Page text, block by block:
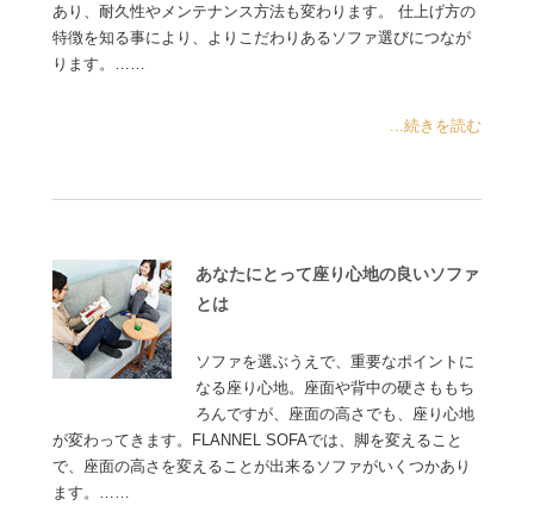
あり、耐久性やメンテナンス方法も変わります。 仕上げ方の
特徴を知る事により、よりこだわりあるソファ選びにつなが
ります。……
...続きを読む
あなたにとって座り心地の良いソファ
とは
ソファを選ぶうえで、重要なポイントに
なる座り心地。座面や背中の硬さももち
ろんですが、座面の高さでも、座り心地
が変わってきます。FLANNEL SOFAでは、脚を変えること
で、座面の高さを変えることが出来るソファがいくつかあり
ます。……